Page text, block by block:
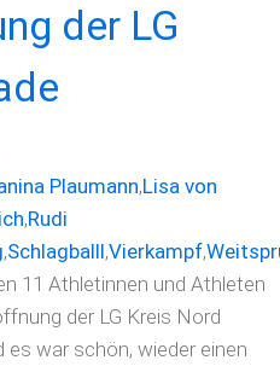
der LG
Plaumann,Lisa von
,Rudi
,Schlagballl,Vierkampf,
11 Athletinnen und Athleten
der LG Kreis Nord
es war schön, wieder einen